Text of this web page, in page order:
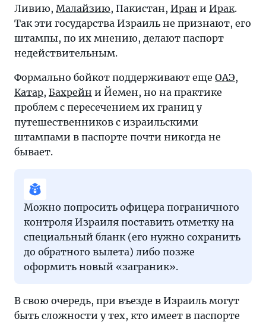
Ливию, Малайзию, Пакистан, Иран и Ирак.
Так эти государства Израиль не признают, его
штампы, по их мнению, делают паспорт
недействительным.
Формально бойкот поддерживают еще ОАЭ,
Катар, Бахрейн и Йемен, но на практике
проблем с пересечением их границ у
путешественников с израильскими
штампами в паспорте почти никогда не
бывает.
Можно попросить офицера пограничного
контроля Израиля поставить отметку на
специальный бланк (его нужно сохранить
до обратного вылета) либо позже
оформить новый «заграник».
В свою очередь, при въезде в Израиль могут
быть сложности у тех, кто имеет в паспорте